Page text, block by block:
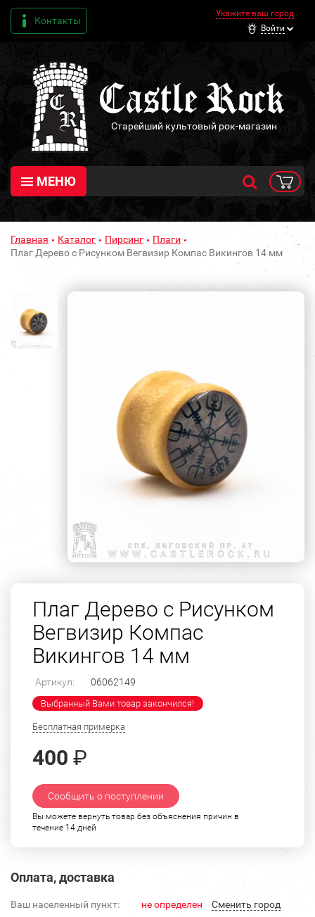
Контакты
Укажите ваш город
Войти
Старейший культовый рок-магазин
МЕНЮ
Главная Каталог Пирсинг
Плаги
Плаг Дерево с Рисунком Вегвизир Компас Викингов 14 мм
Плаг Дерево с Рисунком
Вегвизир Компас
Викингов 14 мм
Артикул: 06062149
Выбранный Вами товар закончился!
Бесплатная примерка
400 ₽
Сообщить о поступлении
Вы можете вернуть товар без объяснения причин в
течение 14 дней
Оплата, доставка
Ваш населенный пункт: не определен Cменить город